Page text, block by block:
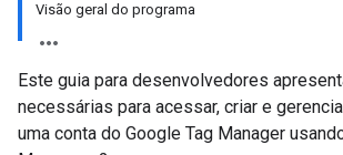
Visão geral do programa
Este guia para desenvolvedores
necessárias para acessar, criar e
uma conta do Google Tag Manager